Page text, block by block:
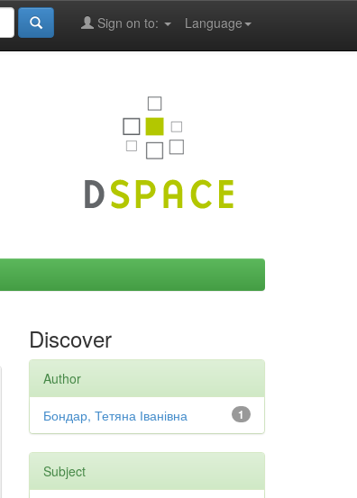
Language
Sign on to:
Discover
Author
1
Бондар, Тетяна Іванівна
Subject